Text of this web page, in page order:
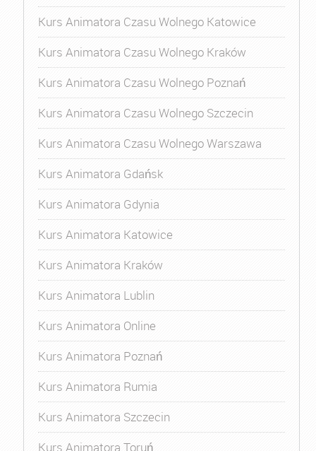
Kurs Animatora Czasu Wolnego Katowice
Kurs Animatora Czasu Wolnego Kraków
Kurs Animatora Czasu Wolnego Poznań
Kurs Animatora Czasu Wolnego Szczecin
Kurs Animatora Czasu Wolnego Warszawa
Kurs Animatora Gdańsk
Kurs Animatora Gdynia
Kurs Animatora Katowice
Kurs Animatora Kraków
Kurs Animatora Lublin
Kurs Animatora Online
Kurs Animatora Poznań
Kurs Animatora Rumia
Kurs Animatora Szczecin
Kurs Animatora Toruń